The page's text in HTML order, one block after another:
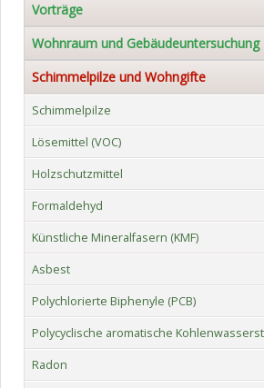
Vorträge
Wohnraum und Gebäudeuntersuchung
Schimmelpilze und Wohngifte
Schimmelpilze
Lösemittel (VOC)
Holzschutzmittel
Formaldehyd
Künstliche Mineralfasern (KMF)
Asbest
Polychlorierte Biphenyle (PCB)
Polycyclische aromatische
Radon